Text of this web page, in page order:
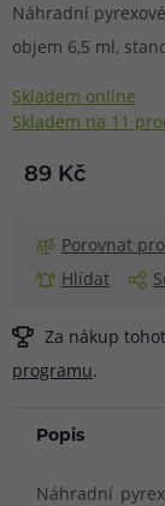
Náhradní
objem 6,5 ml,
Skladem online
Skladem na 11
89 Kč
Porovnat
Hlídat
Za nákup
programu.
Popis
Náhradní